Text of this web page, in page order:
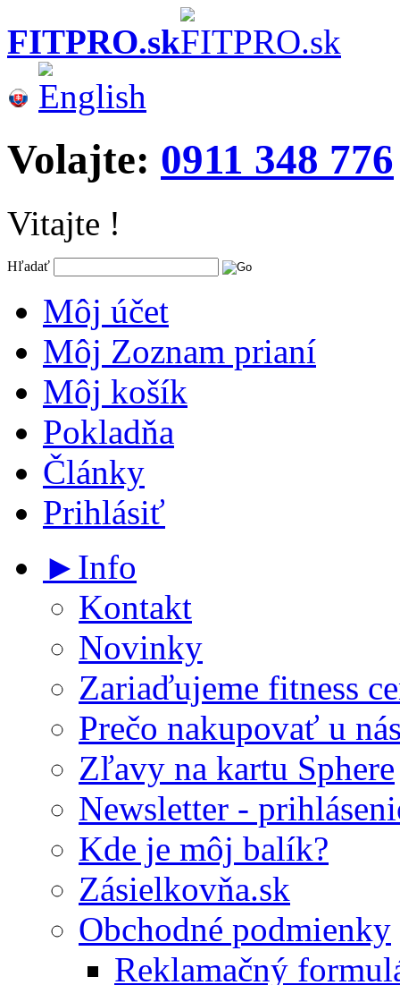
FITPRO.sk
Volajte: 0911 348 776
Vitajte !
Hľadať
Môj účet
Môj Zoznam prianí
Môj košík
Pokladňa
Články
Prihlásiť
►Info
Kontakt
Novinky
Zariaďujeme fitness
Prečo nakupovať u
Zľavy na kartu Sphere
Newsletter -
Kde je môj balík?
Zásielkovňa.sk
Obchodné podmienky
Reklamačný